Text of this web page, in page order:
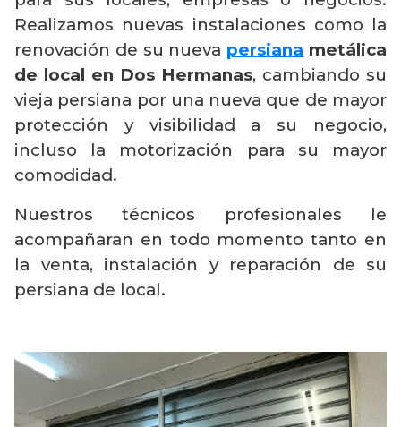
Realizamos nuevas instalaciones como la
renovación de su nueva persiana metálica
de local en Dos Hermanas, cambiando su
vieja persiana por una nueva que de mayor
protección y visibilidad a su negocio,
incluso la motorización para su mayor
comodidad.
Nuestros técnicos profesionales le
acompañaran en todo momento tanto en
la venta, instalación y reparación de su
persiana de local.